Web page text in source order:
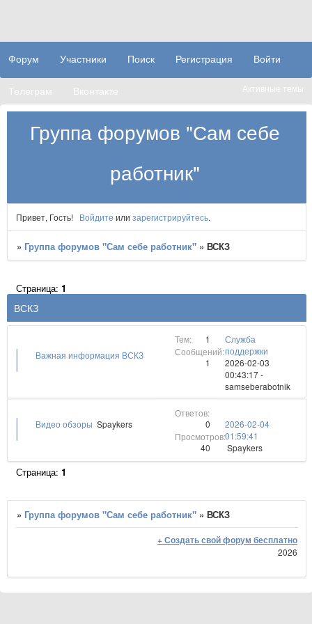
Группа форумов "Сам себе
работник"
Форум Участники Поиск Регистрация Войти
Телеграм Вконтакте Активные темы
Привет, Гость! Войдите или зарегистрируйтесь.
» Группа форумов "Сам себе работник" »ВСКЗ
ВСКЗ
Страница:1
Важная информация ВСКЗ
1
1
Служба
поддержки
2026-02-03
00:43:17-
samseberabotnik
Видео обзоры Spaykers
0
40
2026-02-04
01:59:41
Spaykers
Страница:1
» Группа форумов "Сам себе работник" »ВСКЗ
+ Создать свой форум бесплатно
2026